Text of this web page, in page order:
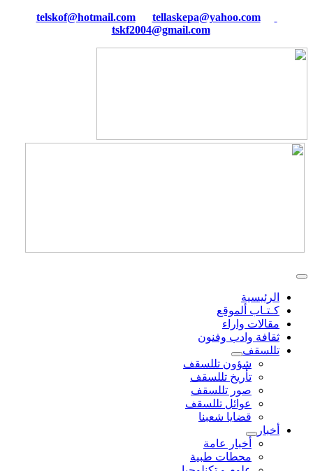
tellaskepa@yahoo.com
tskf2004@gmail.com
الرئيسية
كـتـاب ألموقع
مقالات واراء
ثقافة وادب وفنون
تللسقف
شؤون تللسقف
تأريخ تللسقف
صور تللسقف
عوائل تللسقف
قضايا شعبنا
أخبار
أخبار عامة
محطات طبية